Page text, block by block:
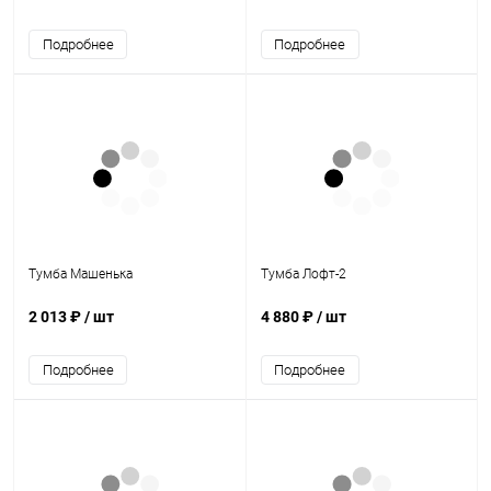
Подробнее Подробнее
Тумба Машенька
2 013 ₽/ шт
Подробнее
Тумба Лофт-2
4 880 ₽/ шт
Подробнее